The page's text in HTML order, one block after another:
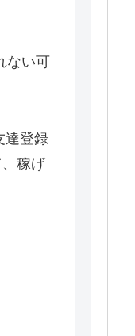
ない可
達登録
稼げ